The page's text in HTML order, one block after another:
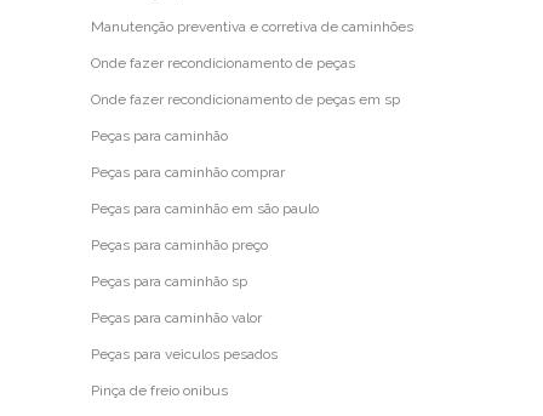
Manutenção preventiva e corretiva de caminhões
Onde fazer recondicionamento de peças
Onde fazer recondicionamento de peças em sp
Peças para caminhão
Peças para caminhão comprar
Peças para caminhão em são paulo
Peças para caminhão preço
Peças para caminhão sp
Peças para caminhão valor
Peças para veiculos pesados
Pinça de freio onibus